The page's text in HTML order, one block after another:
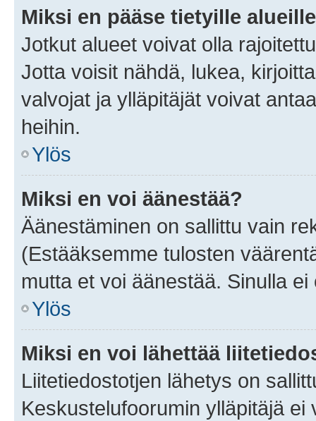
Miksi en pääse tietyille
Jotkut alueet voivat olla
Jotta voisit nähdä, lukea,
valvojat ja ylläpitäjät voivat
heihin.
Ylös
Miksi en voi äänestää?
Äänestäminen on sallittu vain
(Estääksemme tulosten
mutta et voi äänestää. Sinulla
Ylös
Miksi en voi lähettää
Liitetiedostotjen lähetys on
Keskustelufoorumin ylläpitäjä